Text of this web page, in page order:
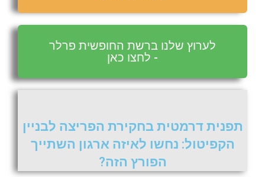
לערוץ שלנו ברשת החופשית פרלר
- לחצו כאן
תפנית דרמטית בחקירת הפריצה לבניין
הקפיטול: נחשו לאיזה ארגון השתייך
הפורץ הזה?